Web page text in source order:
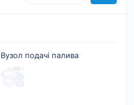
Вузол подачі палива